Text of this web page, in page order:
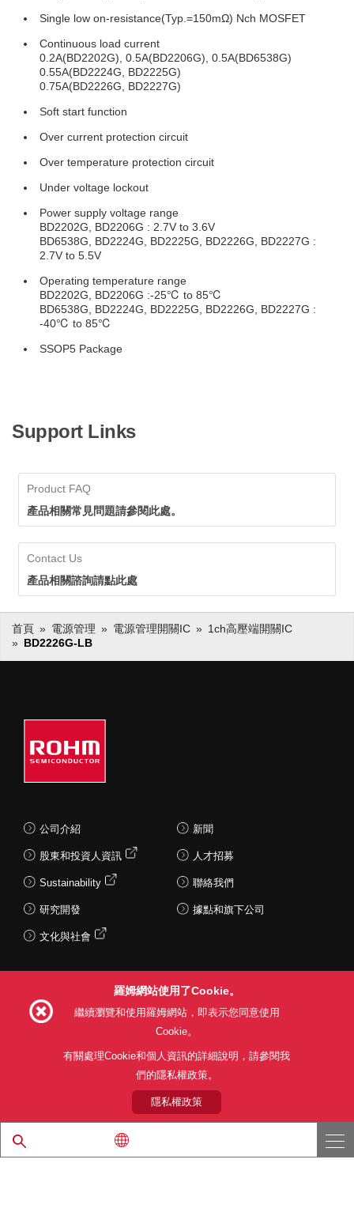
Single low on-resistance(Typ.=150mΩ) Nch MOSFET
Continuous load current
0.2A(BD2202G), 0.5A(BD2206G), 0.5A(BD6538G)
0.55A(BD2224G, BD2225G)
0.75A(BD2226G, BD2227G)
Soft start function
Over current protection circuit
Over temperature protection circuit
Under voltage lockout
Power supply voltage range
BD2202G, BD2206G : 2.7V to 3.6V
BD6538G, BD2224G, BD2225G, BD2226G, BD2227G :
2.7V to 5.5V
Operating temperature range
BD2202G, BD2206G :-25℃ to 85℃
BD6538G, BD2224G, BD2225G, BD2226G, BD2227G :
-40℃ to 85℃
SSOP5 Package
Support Links
Product FAQ
產品相關常見問題請參閱此處。
Contact Us
產品相關諮詢請點此處
首頁 電源管理 電源管理開關IC
1ch高壓端開關IC
BD2226G-LB
公司介紹
股東和投資人資訊
Sustainability
研究開發
文化與社會
新聞
人才招募
聯絡我們
據點和旗下公司
利用目的 隱私權政策
關於本公司產品銷售之標準條款(PDF)
© 1997 - 2026 ROHM CO., LTD. ALL RIGHTS RESERVED.
羅姆網站使用了Cookie。
繼續瀏覽和使用羅姆網站，即表示您同意使用
Cookie。
有關處理Cookie和個人資訊的詳細說明，請參閱我
們的隱私權政策。
隱私權政策